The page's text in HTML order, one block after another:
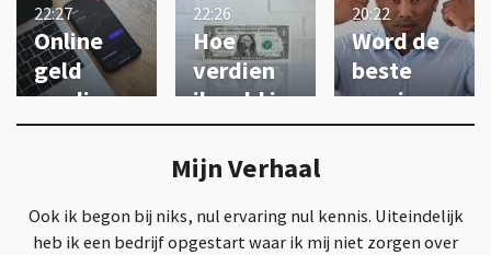
Online
geld
verdiene
n tijdens
22:27
Hoe
verdien
ik geld in
een
crisis.
22:26
Word de
beste
versie
van
Review
20:22
Mijn Verhaal
Ook ik begon bij niks, nul ervaring nul kennis. Uiteindelijk
heb ik een bedrijf opgestart waar ik mij niet zorgen over